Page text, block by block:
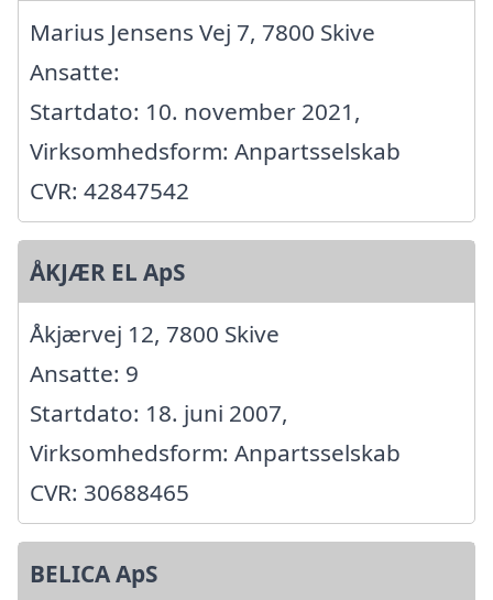
Marius Jensens Vej 7, 7800 Skive
Ansatte:
Startdato: 10. november 2021,
Virksomhedsform: Anpartsselskab
CVR: 42847542
ÅKJÆR EL ApS
Åkjærvej 12, 7800 Skive
Ansatte: 9
Startdato: 18. juni 2007,
Virksomhedsform: Anpartsselskab
CVR: 30688465
BELICA ApS